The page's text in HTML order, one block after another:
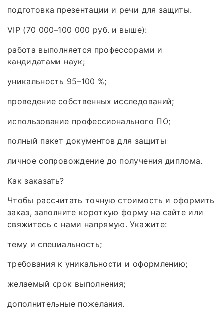
подготовка презентации и речи для защиты.
VIP (70 000–100 000 руб. и выше):
работа выполняется профессорами и
кандидатами наук;
уникальность 95–100 %;
проведение собственных исследований;
использование профессионального ПО;
полный пакет документов для защиты;
личное сопровождение до получения диплома.
Как заказать?
Чтобы рассчитать точную стоимость и оформить
заказ, заполните короткую форму на сайте или
свяжитесь с нами напрямую. Укажите:
тему и специальность;
требования к уникальности и оформлению;
желаемый срок выполнения;
дополнительные пожелания.